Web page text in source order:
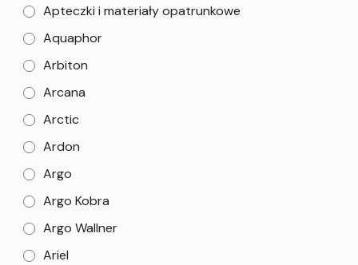
Apteczki i materiały opatrunkowe
Aquaphor
Arbiton
Arcana
Arctic
Ardon
Argo
Argo Kobra
Argo Wallner
Ariel